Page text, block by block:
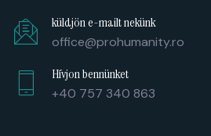
küldjön e-mailt nekünk
office@prohumanity.ro
Hívjon bennünket
+40 757 340 863